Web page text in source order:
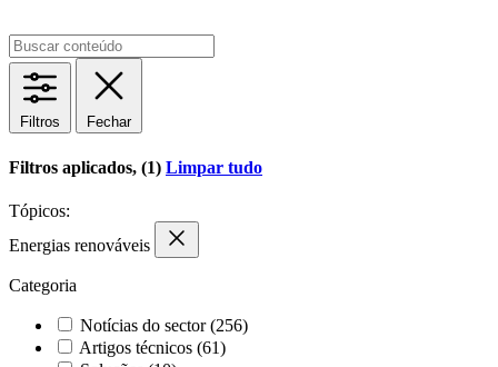
Filtros Fechar
Filtros aplicados, (1) Limpar tudo
Tópicos:
Energias renováveis
Categoria
Notícias do sector (256)
Artigos técnicos (61)